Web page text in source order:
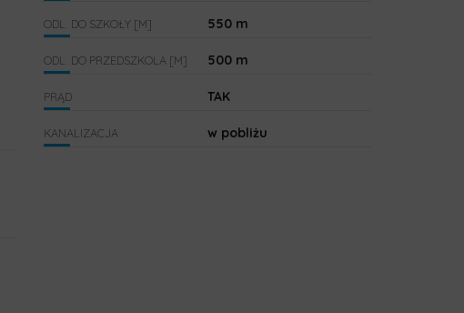
ODL. DO SZKOŁY [M] 550 m
ODL. DO PRZEDSZKOLA [M] 500 m
PRĄD TAK
KANALIZACJA w pobliżu